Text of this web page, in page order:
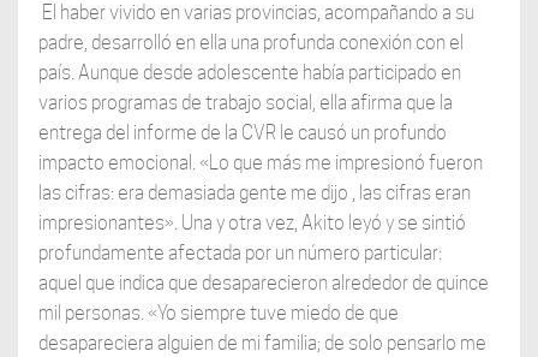
El haber vivido en varias provincias, acompañando a su
padre, desarrolló en ella una profunda conexión con el
país. Aunque desde adolescente había participado en
varios programas de trabajo social, ella afirma que la
entrega del informe de la CVR le causó un profundo
impacto emocional. «Lo que más me impresionó fueron
las cifras: era demasiada gente me dijo , las cifras eran
impresionantes». Una y otra vez, Akito leyó y se sintió
profundamente afectada por un número particular:
aquel que indica que desaparecieron alrededor de quince
mil personas. «Yo siempre tuve miedo de que
desapareciera alguien de mi familia; de solo pensarlo me